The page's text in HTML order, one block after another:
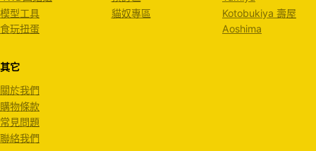
模型工具
食玩扭蛋
貓奴專區
Kotobukiya 壽屋
Aoshima
其它
關於我們
購物條款
常見問題
聯絡我們